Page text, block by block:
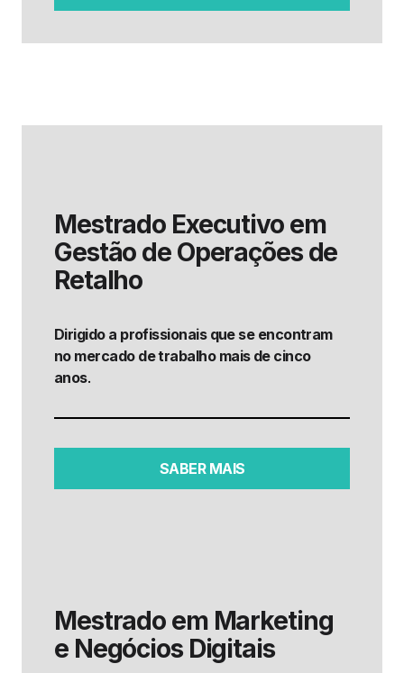
Mestrado Executivo em
Gestão de Operações de
Retalho
Dirigido a profissionais que se encontram
no mercado de trabalho mais de cinco
anos.
SABER MAIS
Mestrado em Marketing
e Negócios Digitais